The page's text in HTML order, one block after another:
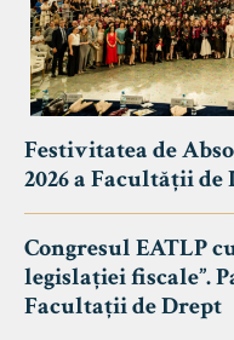
Festivitatea de
2026 a Facultății de
Congresul EATLP
legislației fiscale”.
Facultații de Drept